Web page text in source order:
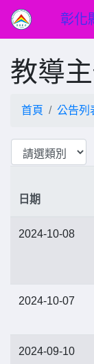
彰化
教導
首頁 公告列
日期
2024-10-08
2024-10-07
2024-09-10